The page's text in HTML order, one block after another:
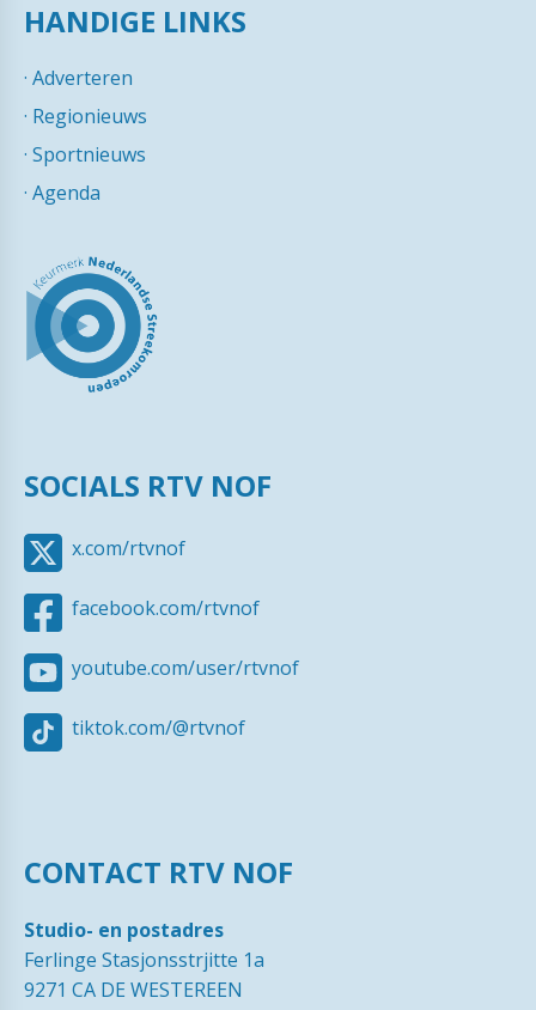
HANDIGE LINKS
· Adverteren
· Regionieuws
· Sportnieuws
· Agenda
SOCIALS RTV NOF
x.com/rtvnof
facebook.com/rtvnof
youtube.com/user/rtvnof
tiktok.com/@rtvnof
CONTACT RTV NOF
Studio- en postadres
Ferlinge Stasjonsstrjitte 1a
9271 CA DE WESTEREEN